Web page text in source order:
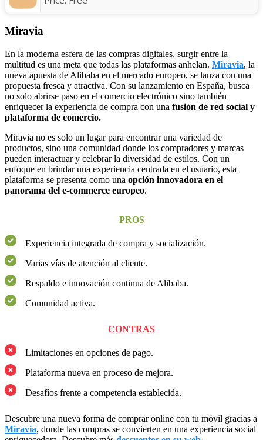
Miravia
En la moderna esfera de las compras digitales, surgir entre la
multitud es una meta que todas las plataformas anhelan. Miravia, la
nueva apuesta de Alibaba en el mercado europeo, se lanza con una
propuesta fresca y atractiva. Con su lanzamiento en España, busca
no solo abrirse paso en el comercio electrónico sino también
enriquecer la experiencia de compra con una fusión de red social y
plataforma de comercio.
Miravia no es solo un lugar para encontrar una variedad de
productos, sino una comunidad donde los compradores y marcas
pueden interactuar y celebrar la diversidad de estilos. Con un
enfoque en brindar una experiencia centrada en el usuario, esta
plataforma se presenta como una opción innovadora en el
panorama del e-commerce europeo.
PROS
Experiencia integrada de compra y socialización.
Varias vías de atención al cliente.
Respaldo e innovación continua de Alibaba.
Comunidad activa.
CONTRAS
Limitaciones en opciones de pago.
Plataforma nueva en proceso de mejora.
Desafíos frente a competencia establecida.
Descubre una nueva forma de comprar online con tu móvil gracias a
Miravia, donde las compras se convierten en una experiencia social